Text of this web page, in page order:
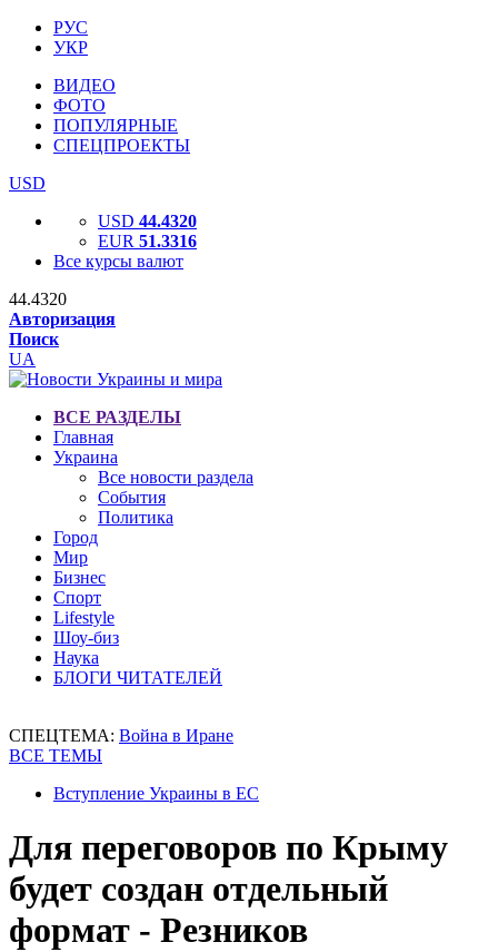
РУС
УКР
ВИДЕО
ФОТО
ПОПУЛЯРНЫЕ
СПЕЦПРОЕКТЫ
USD
USD 44.4320
EUR 51.3316
Все курсы валют
44.4320
Авторизация
Поиск
UA
ВСЕ РАЗДЕЛЫ
Главная
Украина
Все новости раздела
События
Политика
Город
Мир
Бизнес
Спорт
Lifestyle
Шоу-биз
Наука
БЛОГИ ЧИТАТЕЛЕЙ
СПЕЦТЕМА: Война в Иране
ВСЕ ТЕМЫ
Вступление Украины в ЕС
Для переговоров по Крыму
будет создан отдельный
формат - Резников